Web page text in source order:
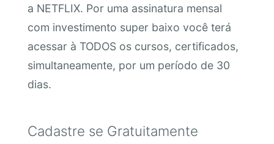
a NETFLIX. Por uma assinatura mensal
com investimento super baixo você terá
acessar à TODOS os cursos, certificados,
simultaneamente, por um período de 30
dias.
Cadastre se Gratuitamente